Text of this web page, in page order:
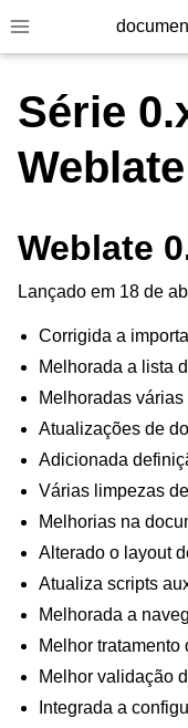
Toggle site
navigation of
Série
Weblate
Weblate
Lançado em 18 de
Corrigida a
Melhorada a lista
Melhoradas
Atualizações de
Adicionada
Várias limpezas
Melhorias na
Alterado o layout
Atualiza scripts
Melhorada a
Melhor
Melhor validação
Integrada a